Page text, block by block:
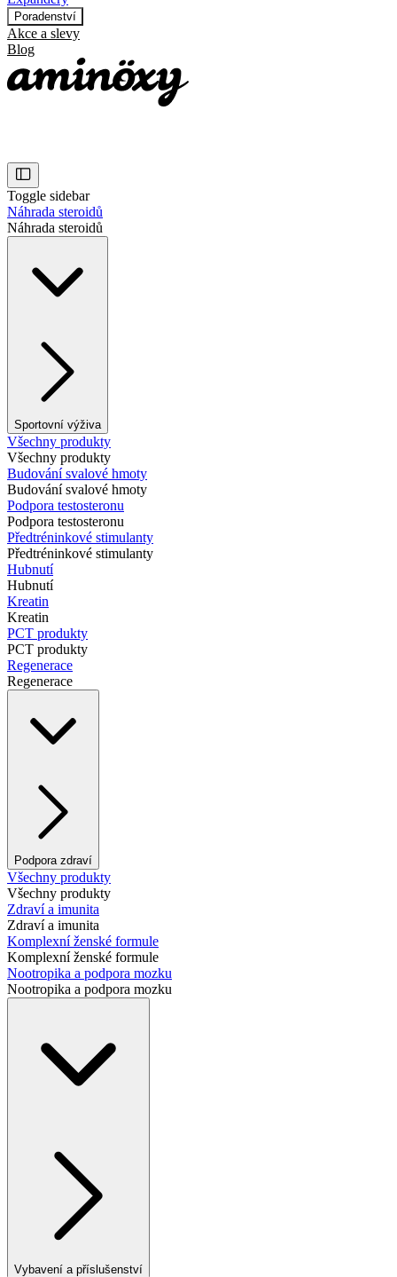
Poradenství
Akce a slevy
Blog
Toggle sidebar
Náhrada steroidů
Náhrada steroidů
Sportovní výživa
Všechny produkty
Všechny produkty
Budování svalové hmoty
Budování svalové hmoty
Podpora testosteronu
Podpora testosteronu
Předtréninkové stimulanty
Předtréninkové stimulanty
Hubnutí
Hubnutí
Kreatin
Kreatin
PCT produkty
PCT produkty
Regenerace
Regenerace
Podpora zdraví
Všechny produkty
Všechny produkty
Zdraví a imunita
Zdraví a imunita
Komplexní ženské formule
Komplexní ženské formule
Nootropika a podpora mozku
Nootropika a podpora mozku
Vybavení a příslušenství